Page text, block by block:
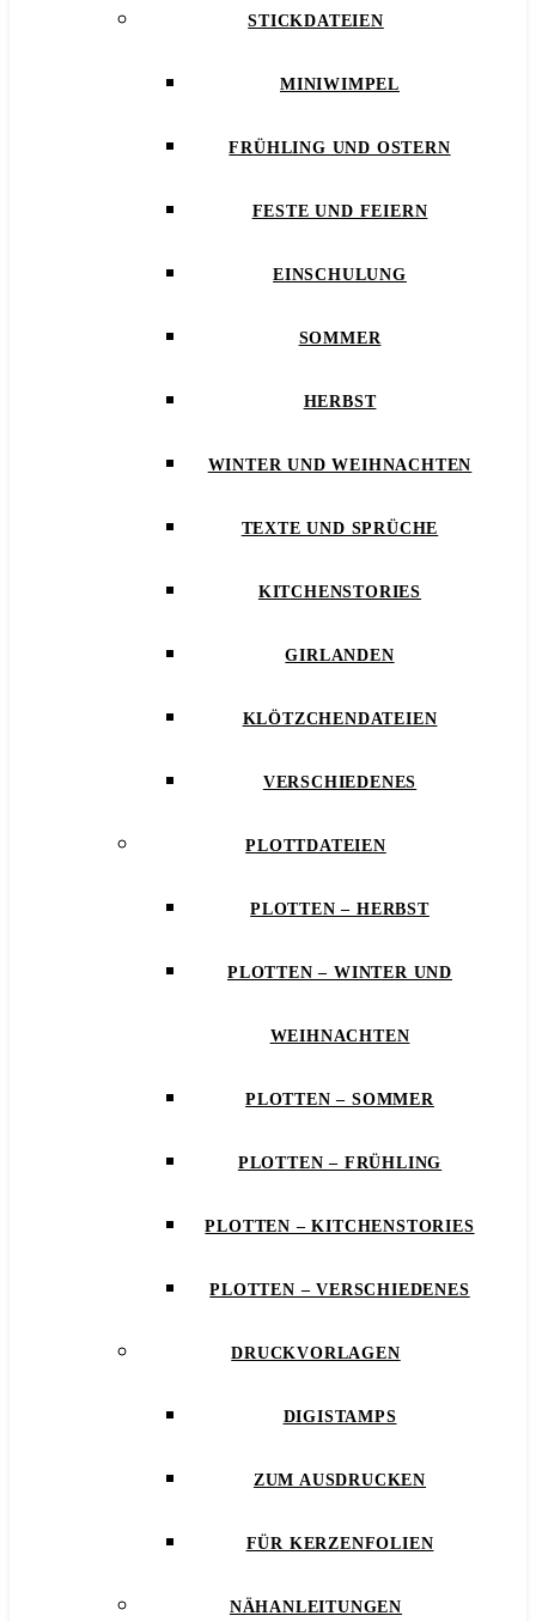
STICKDATEIEN
MINIWIMPEL
FRÜHLING UND OSTERN
FESTE UND FEIERN
EINSCHULUNG
SOMMER
HERBST
WINTER UND WEIHNACHTEN
TEXTE UND SPRÜCHE
KITCHENSTORIES
GIRLANDEN
KLÖTZCHENDATEIEN
VERSCHIEDENES
PLOTTDATEIEN
PLOTTEN – HERBST
PLOTTEN – WINTER UND
WEIHNACHTEN
PLOTTEN – SOMMER
PLOTTEN – FRÜHLING
PLOTTEN – KITCHENSTORIES
PLOTTEN – VERSCHIEDENES
DRUCKVORLAGEN
DIGISTAMPS
ZUM AUSDRUCKEN
FÜR KERZENFOLIEN
NÄHANLEITUNGEN